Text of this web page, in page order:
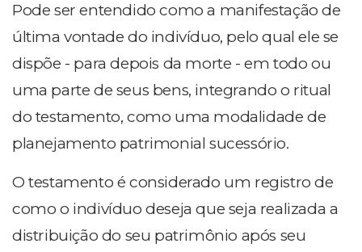
Pode ser entendido como a manifestação de
última vontade do indivíduo, pelo qual ele se
dispõe - para depois da morte - em todo ou
uma parte de seus bens, integrando o ritual
do testamento, como uma modalidade de
planejamento patrimonial sucessório.
O testamento é considerado um registro de
como o indivíduo deseja que seja realizada a
distribuição do seu patrimônio após seu